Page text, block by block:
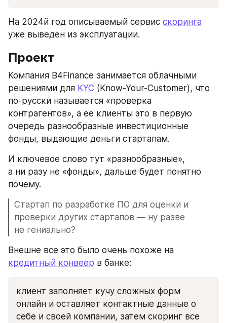
На 2024й год описываемый сервис скоринга
уже выведен из эксплуатации.
Проект
Компания B4Finance занимается облачными
решениями для KYC (Know-Your-Customer), что
по-русски называется «проверка
контрагентов», а ее клиенты это в первую
очередь разнообразные инвестиционные
фонды, выдающие деньги стартапам.
И ключевое слово тут «разнообразные»,
а ни разу не «фонды», дальше будет понятно
почему.
Стартап по разработке ПО для оценки и
проверки других стартапов — ну разве
не гениально?
кредитный конвеер в банке:
клиент заполняет кучу сложных форм
онлайн и оставляет контактные данные о
себе и своей компании, затем скоринг все